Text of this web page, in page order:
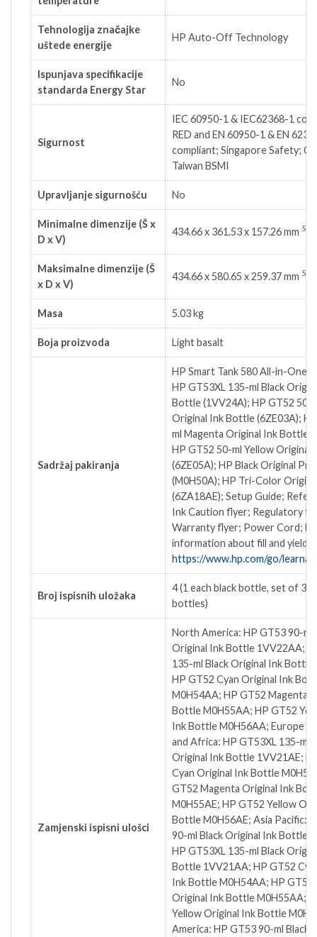
Tehnologija značajke
uštede energije
HP Auto-Off Technology
Ispunjava specifikacije
standarda Energy Star
No
Sigurnost
IEC 60950-1 & IEC62368-1
RED and EN 60950-1 & EN
compliant; Singapore Safety;
Taiwan BSMI
Upravljanje sigurnošću No
Minimalne dimenzije (Š x
D x V)
434.66 x 361.53 x 157.26mm 5
Maksimalne dimenzije (Š
x D x V)
434.66 x 580.65 x 259.37mm 5
Masa 5.03 kg
Boja proizvoda Light basalt
Sadržaj pakiranja
HP Smart Tank 580 All-in-One
HP GT53XL 135-ml Black
Bottle (1VV24A); HP GT52 50-
Original Ink Bottle (6ZE03A);
ml Magenta Original Ink Bottle
HP GT52 50-ml Yellow Original
(6ZE05A); HP Black Original
(M0H50A); HP Tri-Color
(6ZA18AE); Setup Guide;
Ink Caution flyer; Regulatory
Warranty flyer; Power Cord;
information about fill and yield,
https://www.hp.com/go/
Broj ispisnih uložaka
4 (1 each black bottle, set of 3
bottles)
Zamjenski ispisni ulošci
North America: HP GT53 90-ml
Original Ink Bottle 1VV22AA;
135-ml Black Original Ink
HP GT52 Cyan Original Ink
M0H54AA; HP GT52 Magenta
Bottle M0H55AA; HP GT52
Ink Bottle M0H56AA; Europe
and Africa: HP GT53XL 135-ml
Original Ink Bottle 1VV21AE;
Cyan Original Ink Bottle
GT52 Magenta Original Ink
M0H55AE; HP GT52 Yellow
Bottle M0H56AE; Asia Pacific:
90-ml Black Original Ink Bottle
HP GT53XL 135-ml Black
Bottle 1VV21AA; HP GT52
Ink Bottle M0H54AA; HP GT52
Original Ink Bottle M0H55AA;
Yellow Original Ink Bottle
America: HP GT53 90-ml Black